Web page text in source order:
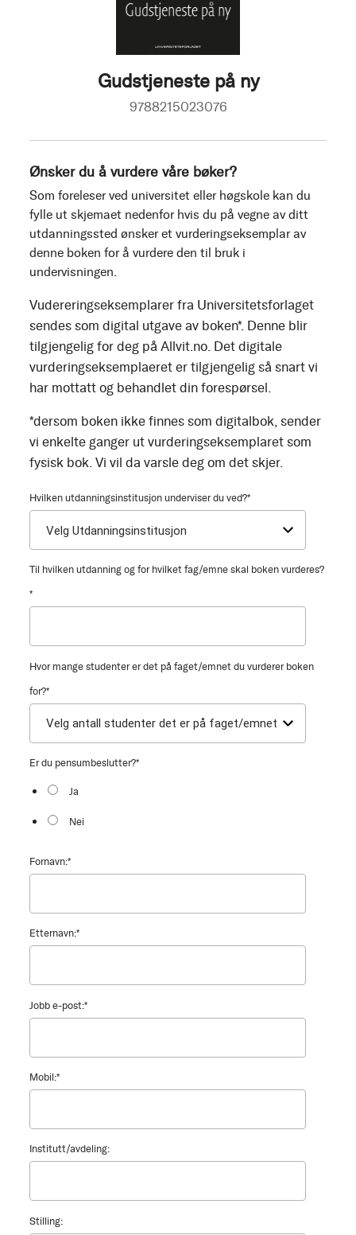
Gudstjeneste på ny
9788215023076
Ønsker du å vurdere våre bøker?
Som foreleser ved universitet eller høgskole kan du
fylle ut skjemaet nedenfor hvis du på vegne av ditt
utdanningssted ønsker et vurderingseksemplar av
denne boken for å vurdere den til bruk i
undervisningen.
Vudereringseksemplarer fra Universitetsforlaget
sendes som digital utgave av boken*. Denne blir
tilgjengelig for deg på Allvit.no. Det digitale
vurderingseksemplaeret er tilgjengelig så snart vi
har mottatt og behandlet din forespørsel.
*dersom boken ikke finnes som digitalbok, sender
vi enkelte ganger ut vurderingseksemplaret som
fysisk bok. Vi vil da varsle deg om det skjer.
Hvilken utdanningsinstitusjon underviser du ved?*
Til hvilken utdanning og for hvilket fag/emne skal boken vurderes?
*
Hvor mange studenter er det på faget/emnet du vurderer boken
for?*
Er du pensumbeslutter?*
Ja
Nei
Fornavn:*
Etternavn:*
Jobb e-post:*
Mobil:*
Institutt/avdeling:
Stilling: